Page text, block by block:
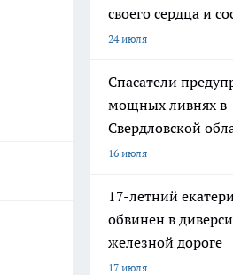
своего сердца и
24 июля
Спасатели
мощных ливнях в
Свердловской
16 июля
17-летний
обвинен в
железной дороге
17 июля